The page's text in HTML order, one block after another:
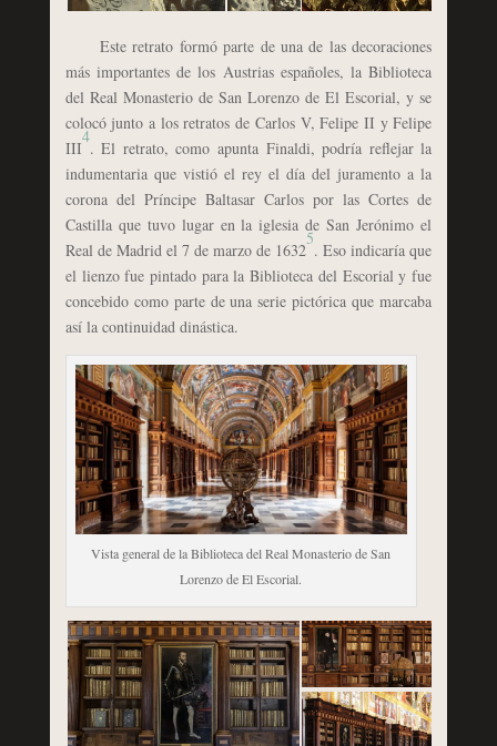
Este retrato formó parte de una de las decoraciones
más importantes de los Austrias españoles, la Biblioteca
del Real Monasterio de San Lorenzo de El Escorial, y se
colocó junto a los retratos de Carlos V, Felipe II y Felipe
III
4
. El retrato, como apunta Finaldi, podría reflejar la
indumentaria que vistió el rey el día del juramento a la
corona del Príncipe Baltasar Carlos por las Cortes de
Castilla que tuvo lugar en la iglesia de San Jerónimo el
Real de Madrid el 7 de marzo de 1632
5
. Eso indicaría que
el lienzo fue pintado para la Biblioteca del Escorial y fue
concebido como parte de una serie pictórica que marcaba
así la continuidad dinástica.
Vista general de la Biblioteca del Real Monasterio de San
Lorenzo de El Escorial.